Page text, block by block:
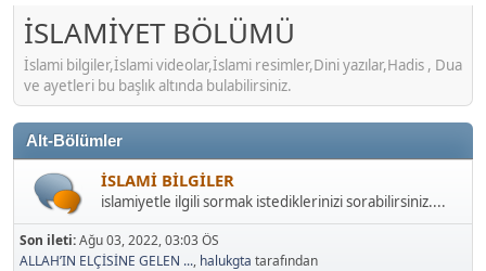
İSLAMİYET BÖLÜMÜ
İslami bilgiler,İslami videolar,İslami resimler,Dini yazılar,Hadis , Dua
ve ayetleri bu başlık altında bulabilirsiniz.
Alt-Bölümler
İSLAMİ BİLGİLER
islamiyetle ilgili sormak istediklerinizi sorabilirsiniz....
Son ileti:Ağu 03, 2022, 03:03 ÖS
ALLAH’IN ELÇİSİNE GELEN ..., halukgta tarafından